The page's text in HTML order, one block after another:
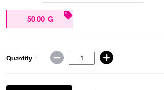
50.00 G
Quantity :